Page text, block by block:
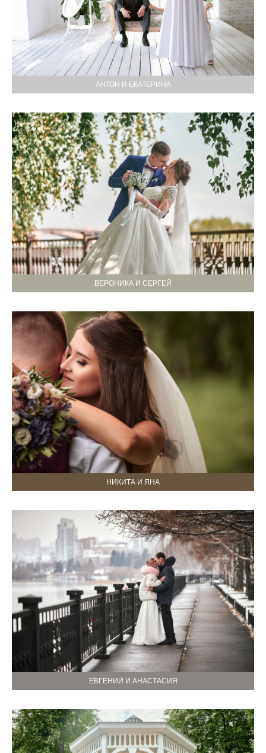
АНТОН И ЕКАТЕРИНА
ВЕРОНИКА И СЕРГЕЙ
НИКИТА И ЯНА
ЕВГЕНИЙ И АНАСТАСИЯ